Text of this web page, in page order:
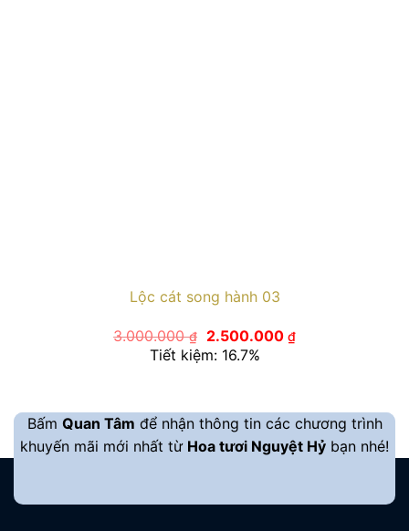
Lộc cát song hành 03
3.000.000₫
Giá
gốc
là:
2.500.000 ₫Giá
hiện
Tiết kiệm: 16.7%
Bấm Quan Tâm để nhận thông tin các chương trình
khuyến mãi mới nhất từ Hoa tươi Nguyệt Hỷ bạn nhé!